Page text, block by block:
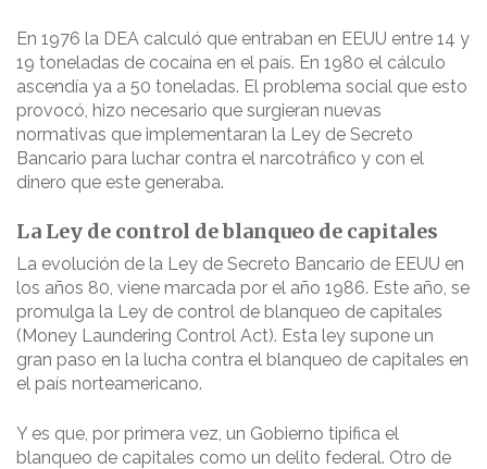
En 1976 la DEA calculó que entraban en EEUU entre 14 y
19 toneladas de cocaína en el país. En 1980 el cálculo
ascendía ya a 50 toneladas. El problema social que esto
provocó, hizo necesario que surgieran nuevas
normativas que implementaran la Ley de Secreto
Bancario para luchar contra el narcotráfico y con el
dinero que este generaba.
La Ley de control de blanqueo de capitales
La evolución de la Ley de Secreto Bancario de EEUU en
los años 80, viene marcada por el año 1986. Este año, se
promulga la Ley de control de blanqueo de capitales
(Money Laundering Control Act). Esta ley supone un
gran paso en la lucha contra el blanqueo de capitales en
el país norteamericano.
Y es que, por primera vez, un Gobierno tipifica el
blanqueo de capitales como un delito federal. Otro de